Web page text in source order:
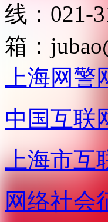
线：021-
箱：
上海网警
中国互联
上海市互
网络社会